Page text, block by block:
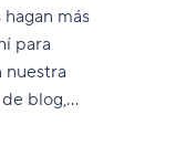
más
para
nuestra
blog,